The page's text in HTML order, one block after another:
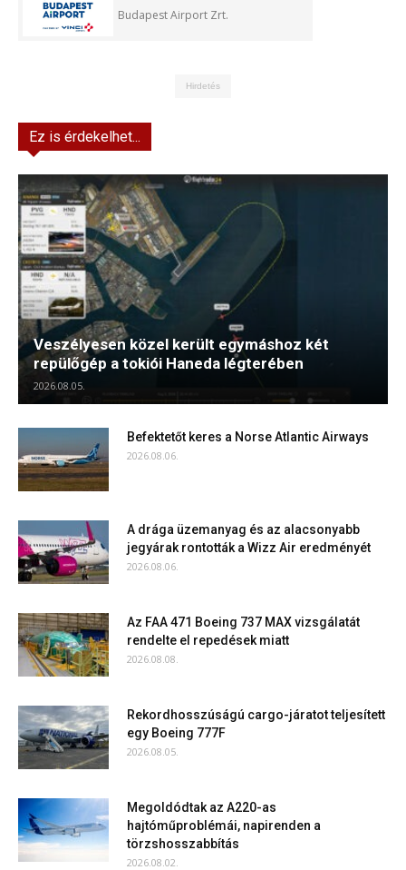
Budapest Airport Zrt.
Hirdetés
Ez is érdekelhet...
Veszélyesen közel került egymáshoz két
repülőgép a tokiói Haneda légterében
2026.08.05.
Befektetőt keres a Norse Atlantic Airways
2026.08.06.
A drága üzemanyag és az alacsonyabb
jegyárak rontották a Wizz Air eredményét
2026.08.06.
Az FAA 471 Boeing 737 MAX vizsgálatát
rendelte el repedések miatt
2026.08.08.
Rekordhosszúságú cargo-járatot teljesített
egy Boeing 777F
2026.08.05.
Megoldódtak az A220-as
hajtóműproblémái, napirenden a
törzshosszabbítás
2026.08.02.